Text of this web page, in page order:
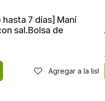
7 días] Maní
sal.Bolsa de
Agregar a la